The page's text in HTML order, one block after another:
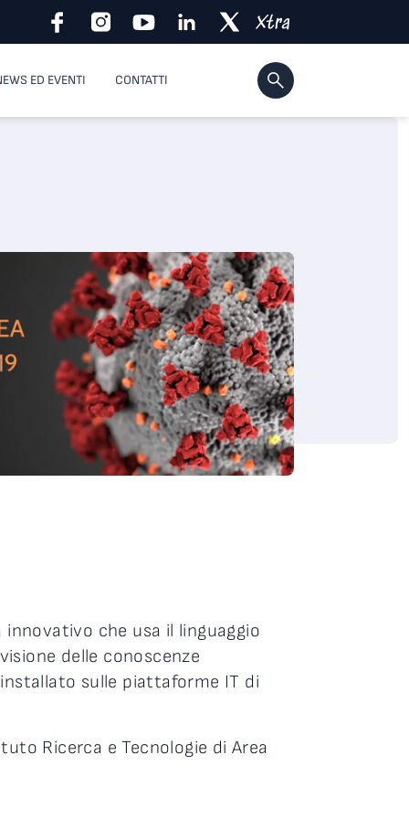
ED EVENTI CONTATTI
che usa il linguaggio
delle conoscenze
sulle piattaforme IT di
Ricerca e Tecnologie di Area